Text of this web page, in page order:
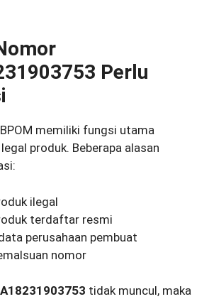
Perlu
memiliki fungsi utama
produk. Beberapa alasan
ilegal
terdaftar resmi
perusahaan pembuat
nomor
tidak muncul, maka